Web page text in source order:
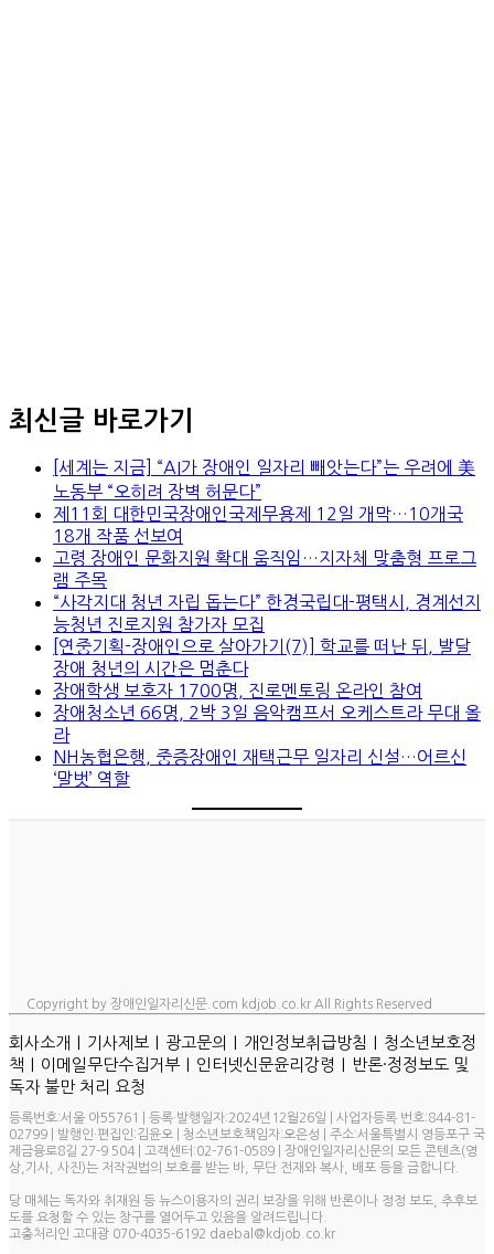
최신글 바로가기
[세계는 지금] “AI가 장애인 일자리 빼앗는다”는 우려에 美
노동부 “오히려 장벽 허문다”
제11회 대한민국장애인국제무용제 12일 개막…10개국
18개 작품 선보여
고령 장애인 문화지원 확대 움직임…지자체 맞춤형 프로그
램 주목
“사각지대 청년 자립 돕는다” 한경국립대-평택시, 경계선지
능청년 진로지원 참가자 모집
[연중기획-장애인으로 살아가기(7)] 학교를 떠난 뒤, 발달
장애 청년의 시간은 멈춘다
장애학생 보호자 1700명, 진로멘토링 온라인 참여
장애청소년 66명, 2박 3일 음악캠프서 오케스트라 무대 올
라
NH농협은행, 중증장애인 재택근무 일자리 신설…어르신
‘말벗’ 역할
Copyright by 장애인일자리신문.com kdjob.co.kr All Rights Reserved
회사소개 ㅣ 기사제보 ㅣ 광고문의 ㅣ 개인정보취급방침 ㅣ 청소년보호정
책 ㅣ 이메일무단수집거부 ㅣ 인터넷신문윤리강령 ㅣ 반론·정정보도 및
독자 불만 처리 요청
등록번호:서울 아55761 | 등록·발행일자:2024년12월26일 | 사업자등록 번호:844-81-
02799 | 발행인·편집인:김윤오 | 청소년보호책임자:오은성 | 주소:서울특별시 영등포구 국
제금융로8길 27-9 504 | 고객센터:02-761-0589 | 장애인일자리신문의 모든 콘텐츠(영
상,기사, 사진)는 저작권법의 보호를 받는 바, 무단 전재와 복사, 배포 등을 금합니다.
당 매체는 독자와 취재원 등 뉴스이용자의 권리 보장을 위해 반론이나 정정 보도, 추후보
도를 요청할 수 있는 창구를 열어두고 있음을 알려드립니다.
고충처리인 고대광 070-4035-6192 daebal@kdjob.co.kr